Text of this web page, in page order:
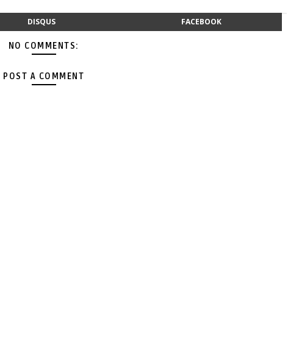
DISQUS FACEBOOK
NO COMMENTS:
POST A COMMENT